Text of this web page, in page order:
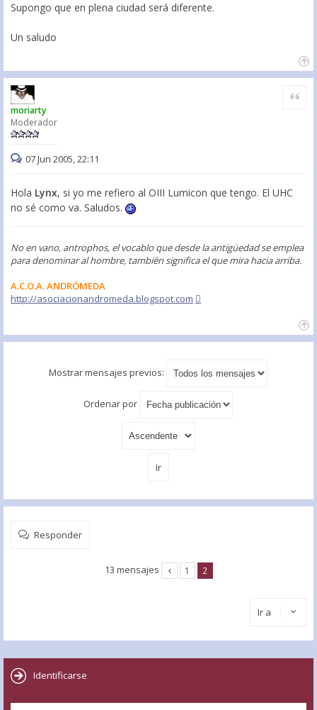
Supongo que en plena ciudad será diferente.
Un saludo
moriarty
Moderador
Citar
07 Jun 2005, 22:11
Hola Lynx, si yo me refiero al OIII Lumicon que tengo. El UHC
no sé como va. Saludos.
No en vano, antrophos, el vocablo que desde la antigüedad se emplea
para denominar al hombre, también significa el que mira hacia arriba.
A.C.O.A. ANDRÓMEDA
http://asociacionandromeda.blogspot.com
Mostrar mensajes previos:
Ordenar por
Responder
13 mensajes 1 2
Ir a
Identificarse